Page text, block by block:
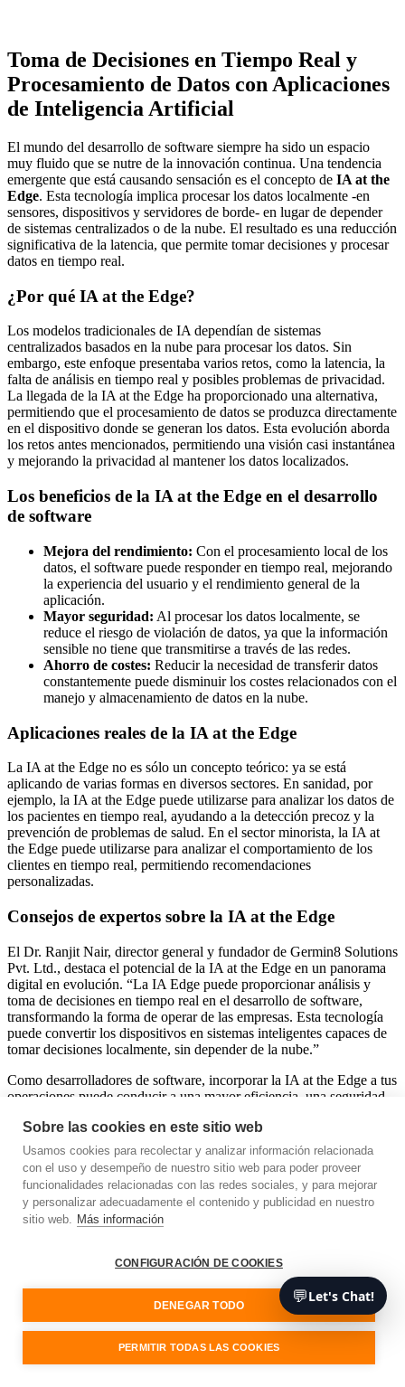
Toma de Decisiones en Tiempo Real y
Procesamiento de Datos con Aplicaciones
de Inteligencia Artificial
El mundo del desarrollo de software siempre ha sido un espacio
muy fluido que se nutre de la innovación continua. Una tendencia
emergente que está causando sensación es el concepto de IA at the
Edge. Esta tecnología implica procesar los datos localmente -en
sensores, dispositivos y servidores de borde- en lugar de depender
de sistemas centralizados o de la nube. El resultado es una reducción
significativa de la latencia, que permite tomar decisiones y procesar
datos en tiempo real.
¿Por qué IA at the Edge?
Los modelos tradicionales de IA dependían de sistemas
centralizados basados en la nube para procesar los datos. Sin
embargo, este enfoque presentaba varios retos, como la latencia, la
falta de análisis en tiempo real y posibles problemas de privacidad.
La llegada de la IA at the Edge ha proporcionado una alternativa,
permitiendo que el procesamiento de datos se produzca directamente
en el dispositivo donde se generan los datos. Esta evolución aborda
los retos antes mencionados, permitiendo una visión casi instantánea
y mejorando la privacidad al mantener los datos localizados.
Los beneficios de la IA at the Edge en el desarrollo
de software
Mejora del rendimiento: Con el procesamiento local de los
datos, el software puede responder en tiempo real, mejorando
la experiencia del usuario y el rendimiento general de la
aplicación.
Mayor seguridad: Al procesar los datos localmente, se
reduce el riesgo de violación de datos, ya que la información
sensible no tiene que transmitirse a través de las redes.
Ahorro de costes: Reducir la necesidad de transferir datos
constantemente puede disminuir los costes relacionados con el
manejo y almacenamiento de datos en la nube.
Aplicaciones reales de la IA at the Edge
La IA at the Edge no es sólo un concepto teórico: ya se está
aplicando de varias formas en diversos sectores. En sanidad, por
ejemplo, la IA at the Edge puede utilizarse para analizar los datos de
los pacientes en tiempo real, ayudando a la detección precoz y la
prevención de problemas de salud. En el sector minorista, la IA at
the Edge puede utilizarse para analizar el comportamiento de los
clientes en tiempo real, permitiendo recomendaciones
personalizadas.
Consejos de expertos sobre la IA at the Edge
El Dr. Ranjit Nair, director general y fundador de Germin8 Solutions
Pvt. Ltd., destaca el potencial de la IA at the Edge en un panorama
digital en evolución. “La IA Edge puede proporcionar análisis y
toma de decisiones en tiempo real en el desarrollo de software,
transformando la forma de operar de las empresas. Esta tecnología
puede convertir los dispositivos en sistemas inteligentes capaces de
tomar decisiones localmente, sin depender de la nube.”
Como desarrolladores de software, incorporar la IA at the Edge a tus
operaciones puede conducir a una mayor eficiencia, una seguridad
de esta tendencia, asegurarás que tus soluciones de software no sólo
siguen el ritmo del sector, sino que están a la vanguardia de la
innovación.
Potenciando el Aprendizaje Activo: Cómo
la IA acelera la formación y la eficiencia
Dentro del mundo de la IA, el aprendizaje activo ha supuesto uno de
los cambios más importantes para el desarrollo de software a
medida. Pero, ¿qué es exactamente el aprendizaje activo y cómo
influye en la forma en que entrenamos los modelos de IA? Sigue
💬Let's Chat!
Sobre las cookies en este sitio web
Usamos cookies para recolectar y analizar información relacionada
con el uso y desempeño de nuestro sitio web para poder proveer
funcionalidades relacionadas con las redes sociales, y para mejorar
y personalizar adecuadamente el contenido y publicidad en nuestro
sitio web. Más información
CONFIGURACIÓN DE COOKIES
DENEGAR TODO
PERMITIR TODAS LAS COOKIES